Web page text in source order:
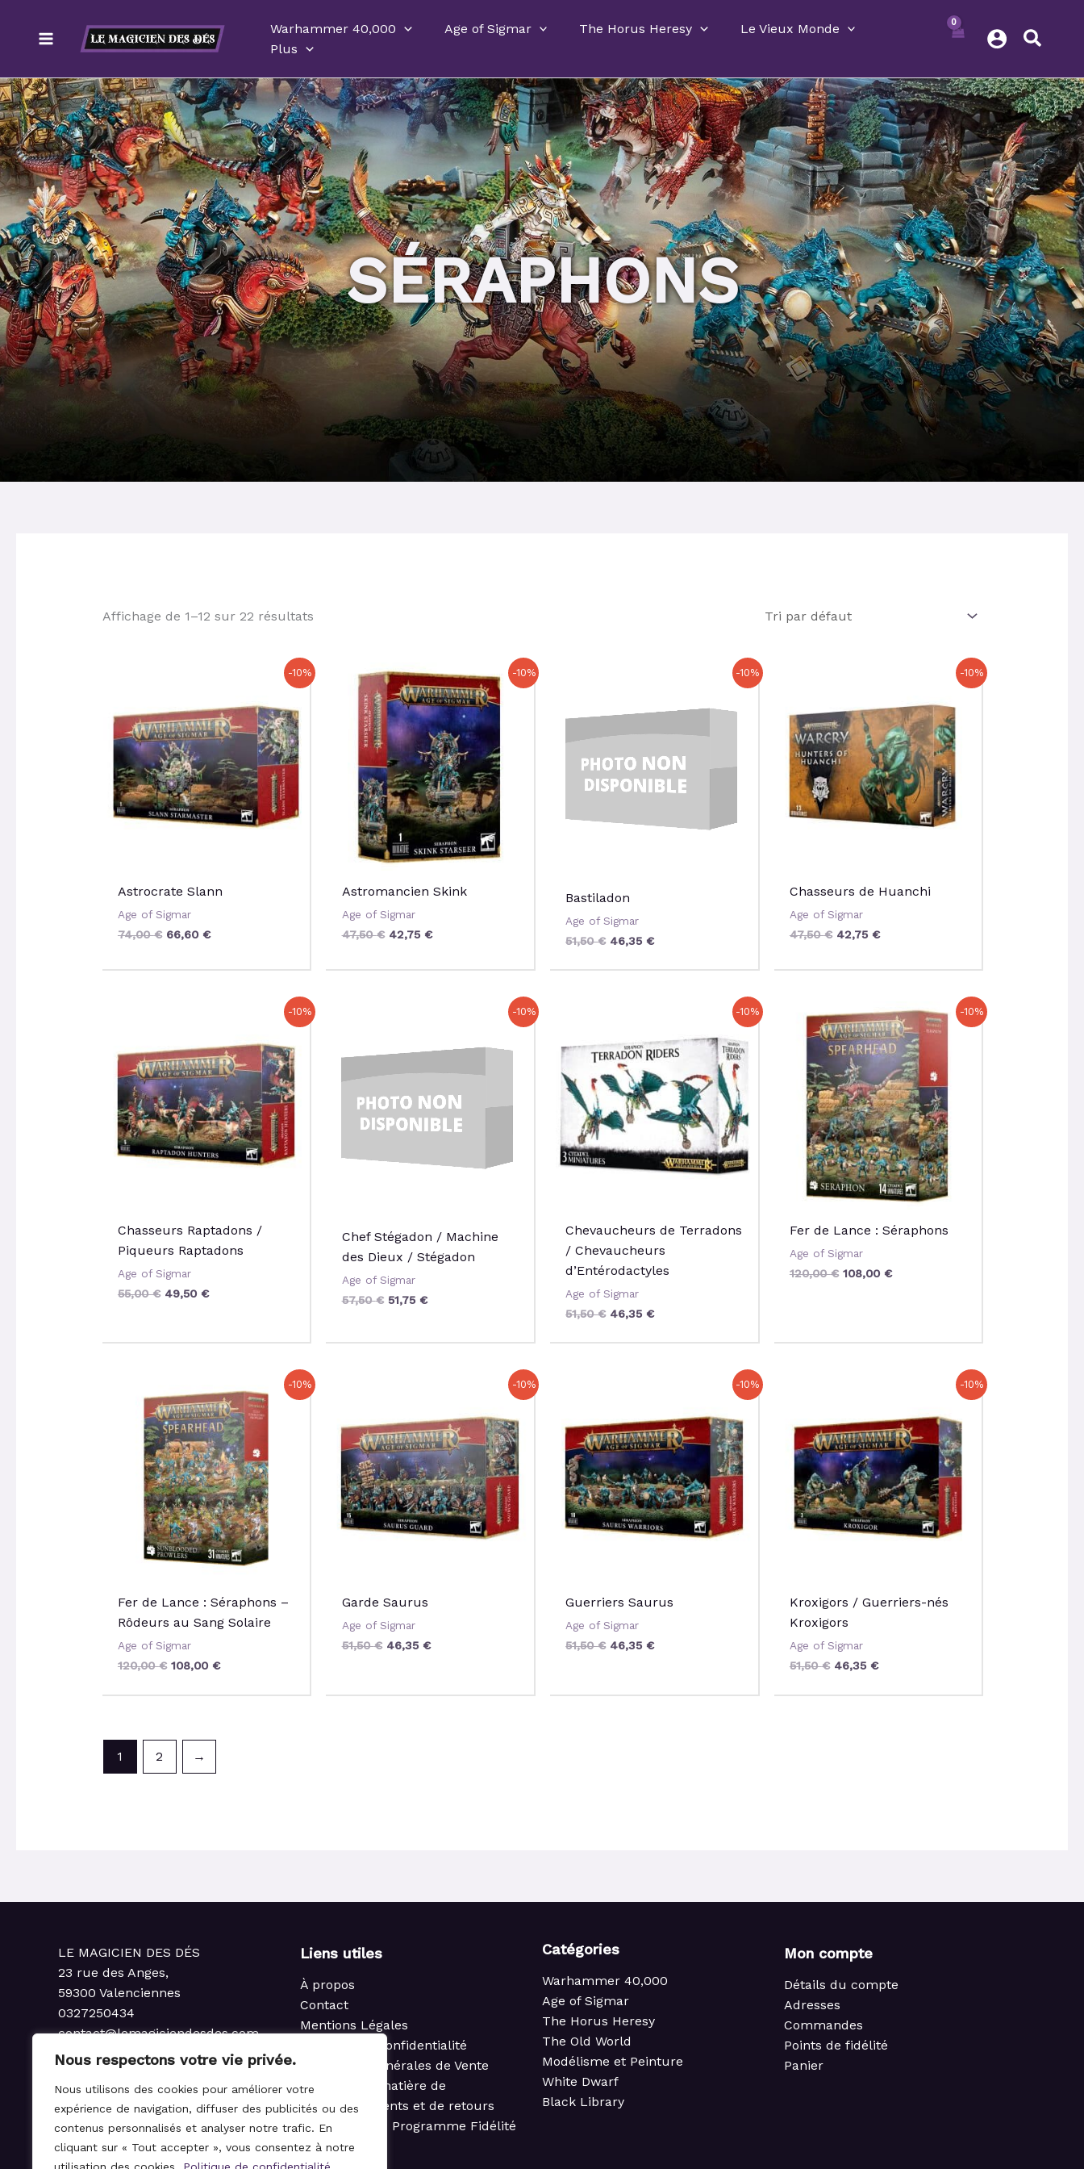
Nous respectons votre vie privée.
Nous utilisons des cookies pour améliorer votre
expérience de navigation, diffuser des publicités ou des
contenus personnalisés et analyser notre trafic. En
cliquant sur « Tout accepter », vous consentez à notre
contenu
Warhammer 40,000 Age of Sigmar The Horus Heresy
Le Vieux Monde
Plus
SÉRAPHONS
Affichage de 1–12 sur 22 résultats
-10%
Astrocrate Slann
Age of Sigmar
74,00€
était :
74,00 €.
66,60 €
est :
66,60 €.
-10%
Astromancien Skink
Age of Sigmar
47,50€
Le
prix
initial
était :
47,50 €.
42,75 €
prix
actuel
est :
42,75 €.
-10%
Bastiladon
Age of Sigmar
51,50€
était :
46,35 €
est :
-10%
Chasseurs de Huanchi
Age of Sigmar
47,50€
était :
47,50 €.
42,75 €
est :
42,75 €.
-10%
Chasseurs Raptadons /
Piqueurs Raptadons
Age of Sigmar
55,00€
était :
55,00 €.
49,50 €
est :
49,50 €.
-10%
Chef Stégadon / Machine
des Dieux / Stégadon
Age of Sigmar
57,50€
était :
51,75 €
est :
-10%
Chevaucheurs de Terradons
/ Chevaucheurs
d’Entérodactyles
Age of Sigmar
51,50€
était :
51,50 €.
46,35 €
actuel
est :
-10%
Fer de Lance : Séraphons
Age of Sigmar
120,00€
prix
initial
était :
120,00 €.
108,00 €
Le
prix
actuel
est :
108,00 €.
-10%
Fer de Lance : Séraphons –
Rôdeurs au Sang Solaire
Age of Sigmar
120,00€
prix
initial
était :
120,00 €.
108,00 €
prix
actuel
est :
108,00 €.
-10%
Garde Saurus
Age of Sigmar
51,50€
était :
51,50 €.
46,35 €
est :
46,35 €.
-10%
Guerriers Saurus
Age of Sigmar
51,50€
était :
51,50 €.
46,35 €
est :
46,35 €.
-10%
Kroxigors / Guerriers-nés
Kroxigors
Age of Sigmar
51,50€
était :
51,50 €.
46,35 €
est :
46,35 €.
1 2 →
LE MAGICIEN DES DÉS
23 rue des Anges,
59300 Valenciennes
0327250434
contact@lemagiciendesdes.com
du Mardi au Samedi
de 10h à 13h et de 14h à 19h
Liens utiles
À propos
Contact
Mentions Légales
Politique de confidentialité
Conditions Générales de Vente
Politique en matière de
remboursements et de retours
Règlement du Programme Fidélité
Catégories
Warhammer 40,000
Age of Sigmar
The Horus Heresy
The Old World
Modélisme et Peinture
White Dwarf
Black Library
Mon compte
Détails du compte
Adresses
Commandes
Points de fidélité
Panier